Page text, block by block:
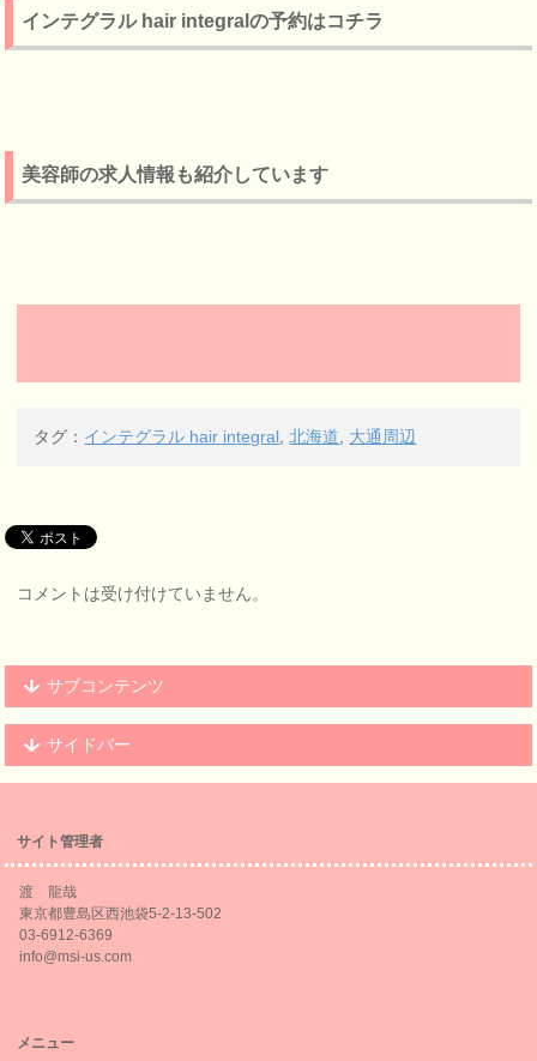
インテグラル hair integralの予約はコチラ
美容師の求人情報も紹介しています
タグ： インテグラル hair integral ,北海道 大通周辺
コメントは受け付けていません。
サブコンテンツ
サイドバー
サイト管理者
渡 龍哉
東京都豊島区西池袋5-2-13-502
03-6912-6369
info@msi-us.com
メニュー